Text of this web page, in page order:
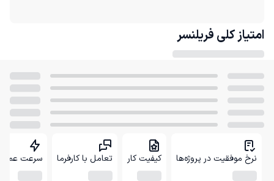
امتیاز کلی فریلنسر
نرخ موفقیت در پروژه‌ها کیفیت کار تعامل با کارفرما سرعت عمل